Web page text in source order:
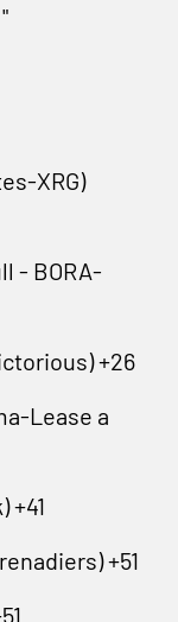
XRG)
- BORA-
+26
Lease a
+41
+51